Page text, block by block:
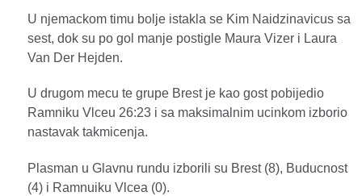
U njemackom timu bolje istakla se Kim Naidzinavicus sa
sest, dok su po gol manje postigle Maura Vizer i Laura
Van Der Hejden.
U drugom mecu te grupe Brest je kao gost pobijedio
Ramniku Vlceu 26:23 i sa maksimalnim ucinkom izborio
nastavak takmicenja.
Plasman u Glavnu rundu izborili su Brest (8), Buducnost
(4) i Ramnuiku Vlcea (0).